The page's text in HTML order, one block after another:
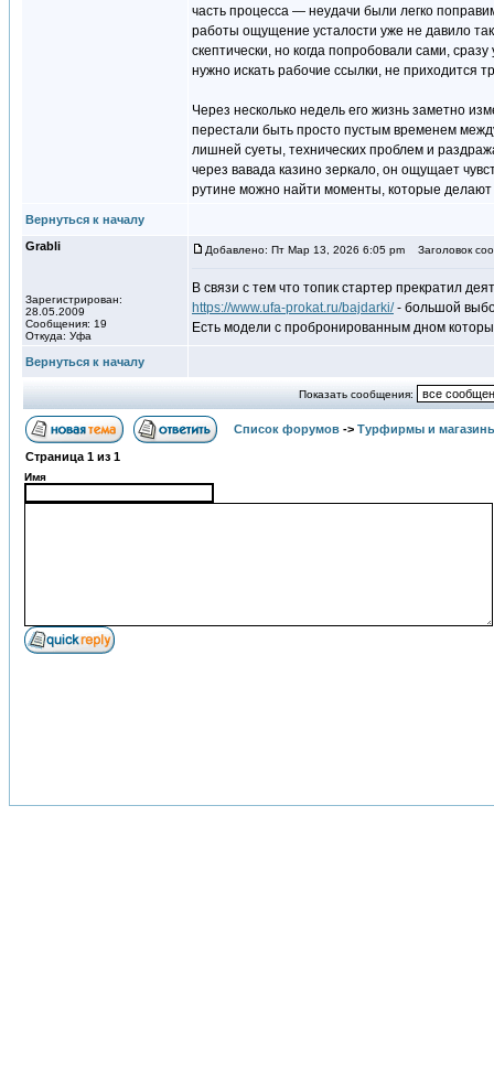
часть процесса — неудачи были легко
работы ощущение усталости уже не давило
скептически, но когда попробовали сами,
нужно искать рабочие ссылки, не приходится
Через несколько недель его жизнь заметно
перестали быть просто пустым временем
лишней суеты, технических проблем и
через вавада казино зеркало, он ощущает
рутине можно найти моменты, которые делают
Вернуться к началу
Grabli
Зарегистрирован:
28.05.2009
Сообщения: 19
Откуда: Уфа
Добавлено: Пт Мар 13, 2026 6:05 pm Заголовок
В связи с тем что топик стартер прекратил
https://www.ufa-prokat.ru/bajdarki/- большой
Есть модели с пробронированным дном
Вернуться к началу
Показать сообщения:
Список форумов -> Турфирмы и
Страница 1 из 1
Имя